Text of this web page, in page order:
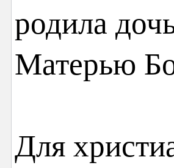
родила
Матерью
Для